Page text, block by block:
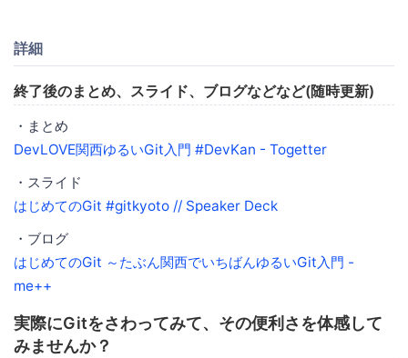
詳細
終了後のまとめ、スライド、ブログなどなど(随時更新)
・まとめ
DevLOVE関西ゆるいGit入門 #DevKan - Togetter
・スライド
はじめてのGit #gitkyoto // Speaker Deck
・ブログ
はじめてのGit ～たぶん関西でいちばんゆるいGit入門 -
me++
実際にGitをさわってみて、その便利さを体感して
みませんか？